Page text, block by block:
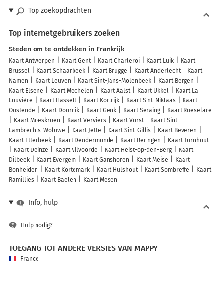
Top zoekopdrachten
Top internetgebruikers zoeken
Steden om te ontdekken in Frankrijk
Kaart Antwerpen Kaart Gent Kaart Charleroi Kaart Luik
Kaart
Brussel
Kaart Schaarbeek Kaart Brugge Kaart Anderlecht
Kaart
Namen
Kaart Leuven Kaart Sint-Jans-Molenbeek
Kaart Bergen
Kaart Elsene
Kaart Mechelen Kaart Aalst Kaart Ukkel
Kaart La
Louvière
Kaart Hasselt Kaart Kortrijk Kaart Sint-Niklaas
Kaart
Oostende
Kaart Doornik Kaart Genk Kaart Seraing
Kaart Roeselare
Kaart Moeskroen
Kaart Verviers Kaart Vorst
Kaart Sint-
Lambrechts-Woluwe
Kaart Jette Kaart Sint-Gillis
Kaart Beveren
Kaart Etterbeek
Kaart Dendermonde Kaart Beringen
Kaart Turnhout
Kaart Deinze
Kaart Vilvoorde Kaart Heist-op-den-Berg
Kaart
Dilbeek
Kaart Evergem Kaart Ganshoren Kaart Meise
Kaart
Bonheiden
Kaart Kortemark Kaart Hulshout Kaart Sombreffe
Kaart
Ramillies
Kaart Baelen Kaart Mesen
Info, hulp
Hulp nodig?
TOEGANG TOT ANDERE VERSIES VAN MAPPY
France